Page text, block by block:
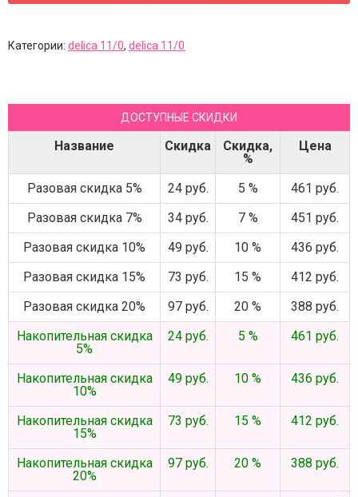
Категории: delica 11/0, delica 11/0
ДОСТУПНЫЕ СКИДКИ
Название Скидка
Скидка,
%
Цена
Разовая скидка 5% 24 руб. 5 %
461 руб.
Разовая скидка 7%
34 руб. 7 %
451 руб.
Разовая скидка 10%
49 руб. 10 %
436 руб.
Разовая скидка 15%
73 руб. 15 %
412 руб.
Разовая скидка 20%
97 руб. 20 %
388 руб.
Накопительная скидка
5%
24 руб. 5 % 461 руб.
Накопительная скидка
10%
49 руб. 10 % 436 руб.
Накопительная скидка
15%
73 руб. 15 % 412 руб.
Накопительная скидка
20%
97 руб. 20 % 388 руб.